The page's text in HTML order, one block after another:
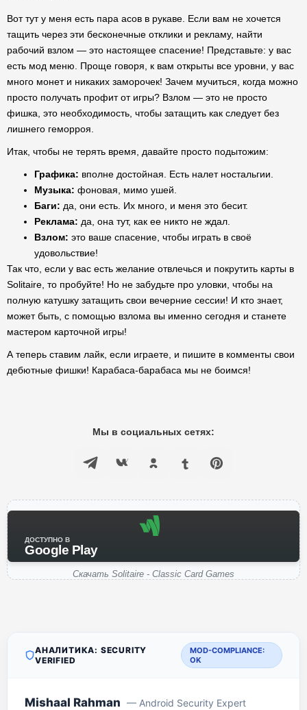
Вот тут у меня есть пара асов в рукаве. Если вам не хочется
тащить через эти бесконечные отклики и рекламу, найти
рабочий взлом — это настоящее спасение! Представьте: у вас
есть мод меню. Проще говоря, к вам открыты все уровни, у вас
много монет и никаких заморочек! Зачем мучиться, когда можно
просто получать профит от игры? Взлом — это не просто
фишка, это необходимость, чтобы затащить как следует без
лишнего геморроя.
Итак, чтобы не терять время, давайте просто подытожим:
Графика: вполне достойная. Есть налет ностальгии.
Музыка: фоновая, мимо ушей.
Баги: да, они есть. Их много, и меня это бесит.
Реклама: да, она тут, как ее никто не ждал.
Взлом: это ваше спасение, чтобы играть в своё
удовольствие!
Так что, если у вас есть желание отвлечься и покрутить карты в
Solitaire, то пробуйте! Но не забудьте про уловки, чтобы на
полную катушку затащить свои вечерние сессии! И кто знает,
может быть, с помощью взлома вы именно сегодня и станете
мастером карточной игры!
А теперь ставим лайк, если играете, и пишите в комменты свои
дебютные фишки! Карабаса-барабаса мы не боимся!
Мы в социальных сетях:
ДОСТУПНО В
Google Play
Скачать Solitaire - Classic Card Games
АНАЛИТИКА: SECURITY
VERIFIED
MOD-COMPLIANCE:
OK
Mishaal Rahman — Android Security Expert